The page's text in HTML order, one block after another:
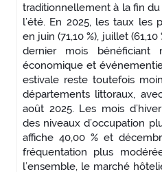
traditionnellement à la fin
l’été. En 2025, les taux les
en juin (71,10 %), juillet
dernier mois bénéficiant
économique et
estivale reste toutefois
départements littoraux,
août 2025. Les mois
des niveaux d’occupation
affiche 40,00 % et
fréquentation plus
l’ensemble, le marché